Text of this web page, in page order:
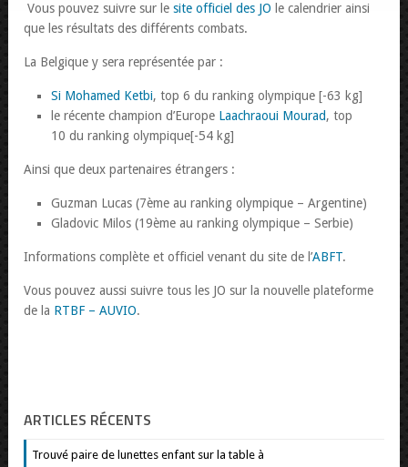
Vous pouvez suivre sur lesite officiel des JO le calendrier ainsi
que les résultats des différents combats.
La Belgique y sera représentée par :
Si Mohamed Ketbi, top 6 du ranking olympique [-63 kg]
le récente champion d’Europe Laachraoui Mourad, top
10 du ranking olympique[-54 kg]
Ainsi que deux partenaires étrangers :
Guzman Lucas (7ème au ranking olympique – Argentine)
Gladovic Milos (19ème au ranking olympique – Serbie)
Informations complète et officiel venant du site de l’ABFT.
Vous pouvez aussi suivre tous les JO sur la nouvelle plateforme
de la RTBF – AUVIO.
ARTICLES RÉCENTS
Trouvé paire de lunettes enfant sur la table à